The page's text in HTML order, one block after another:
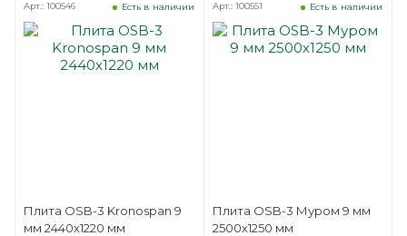
Плита OSB-3 Kronospan 9
мм 2440х1220 мм
Есть в наличии
Арт.: 100546
Плита OSB-3 Муром 9 мм
2500х1250 мм
Есть в наличии
Арт.: 100551